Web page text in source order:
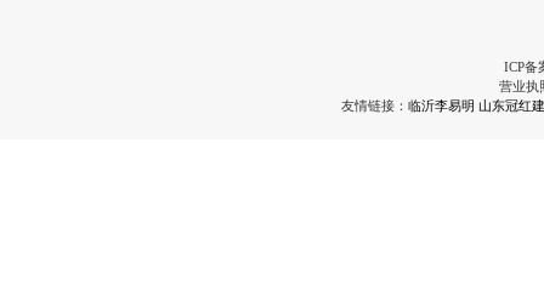
ICP备
营业执
友情链接： 临沂李易明 山东冠红